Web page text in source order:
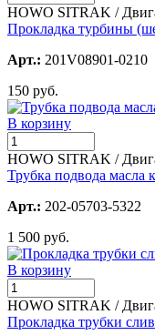
HOWO SITRAK /
Прокладка турбины
Арт.: 201V08901-0210
150 руб.
В корзину
HOWO SITRAK /
Трубка подвода масла
Арт.: 202-05703-5322
1 500 руб.
В корзину
HOWO SITRAK /
Прокладка трубки